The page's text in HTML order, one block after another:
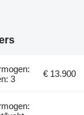
3
€ 13.900